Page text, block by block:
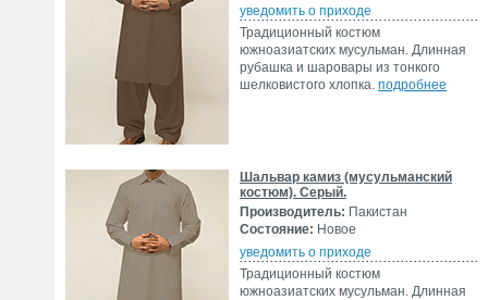
уведомить о приходе
Традиционный костюм
южноазиатских мусульман. Длинная
рубашка и шаровары из тонкого
шелковистого хлопка. подробнее
Шальвар камиз (мусульманский
костюм). Серый.
Производитель: Пакистан
Состояние: Новое
уведомить о приходе
Традиционный костюм
южноазиатских мусульман. Длинная